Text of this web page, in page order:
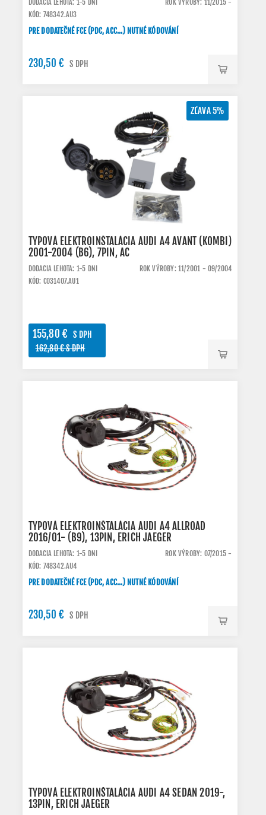
DODACIA LEHOTA: 1-5 DNI
ROK VÝROBY: 11/2015 -
KÓD: 748342.AU3
PRE DODATEČNÉ FCE (PDC, ACC...) NUTNÉ KÓDOVÁNÍ
230,50 € S DPH
ZĽAVA 5%
TYPOVÁ ELEKTROINŠTALÁCIA AUDI A4 AVANT (KOMBI)
2001-2004 (B6), 7PIN, AC
DODACIA LEHOTA: 1-5 DNI
ROK VÝROBY: 11/2001 - 09/2004
KÓD: C031407.AU1
155,80 €
S DPH
162,80 € S DPH
TYPOVÁ ELEKTROINŠTALÁCIA AUDI A4 ALLROAD
2016/01- (B9), 13PIN, ERICH JAEGER
DODACIA LEHOTA: 1-5 DNI
ROK VÝROBY: 07/2015 -
KÓD: 748342.AU4
PRE DODATEČNÉ FCE (PDC, ACC...) NUTNÉ KÓDOVÁNÍ
230,50 € S DPH
TYPOVÁ ELEKTROINŠTALÁCIA AUDI A4 SEDAN 2019-,
13PIN, ERICH JAEGER